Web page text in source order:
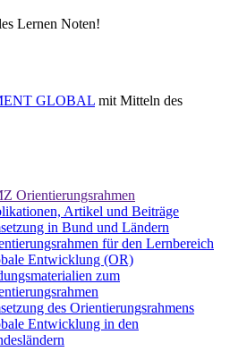
Lernen Noten!
GLOBAL mit Mitteln des
Orientierungsrahmen
Artikel und Beiträge
in Bund und Ländern
für den Lernbereich
Entwicklung (OR)
zum
des Orientierungsrahmens
Entwicklung in den